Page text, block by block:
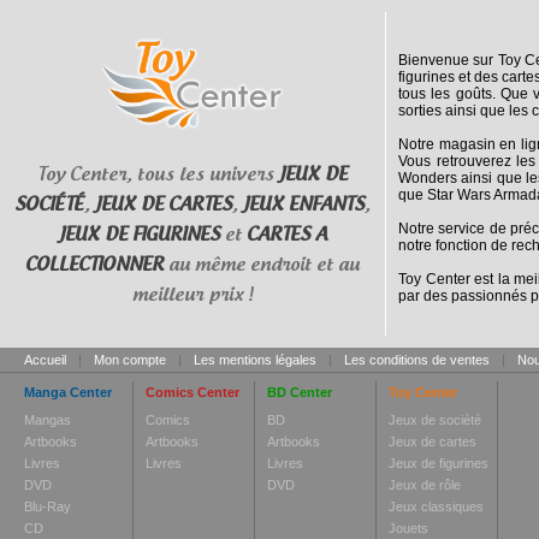
Toy Center, tous les univers JEUX DE
SOCIÉTÉ, JEUX DE CARTES, JEUX ENFANTS,
JEUX DE FIGURINESet CARTES A
COLLECTIONNERau même endroit et au
meilleur prix !
Bienvenue sur Toy
figurines et des
tous les goûts. Que
sorties ainsi que les
Notre magasin en
Vous retrouverez
Wonders ainsi que
que Star Wars
Notre service de
notre fonction de
Toy Center est la
par des passionnés
Accueil | Mon compte | Les mentions légales | Les conditions de ventes |
Manga Center
Mangas
Artbooks
Livres
DVD
Blu-Ray
CD
Comics Center
Comics
Artbooks
Livres
BD Center
BD
Artbooks
Livres
DVD
Toy Center
Jeux de société
Jeux de cartes
Jeux de figurines
Jeux de rôle
Jeux classiques
Jouets